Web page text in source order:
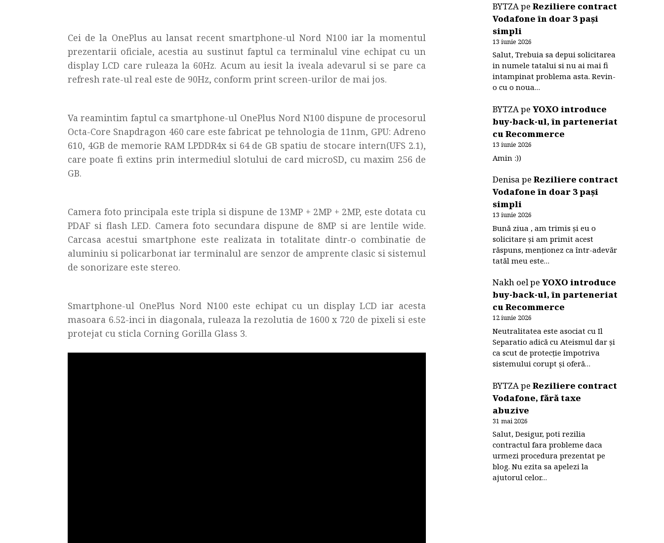
Cei de la OnePlus au lansat recent smartphone-ul Nord N100 iar la momentul
prezentarii oficiale, acestia au sustinut faptul ca terminalul vine echipat cu un
display LCD care ruleaza la 60Hz. Acum au iesit la iveala adevarul si se pare ca
refresh rate-ul real este de 90Hz, conform print screen-urilor de mai jos.
Va reamintim faptul ca smartphone-ul OnePlus Nord N100 dispune de procesorul
Octa-Core Snapdragon 460 care este fabricat pe tehnologia de 11nm, GPU: Adreno
610, 4GB de memorie RAM LPDDR4x si 64 de GB spatiu de stocare intern(UFS 2.1),
care poate fi extins prin intermediul slotului de card microSD, cu maxim 256 de
GB.
Camera foto principala este tripla si dispune de 13MP + 2MP + 2MP, este dotata cu
PDAF si flash LED. Camera foto secundara dispune de 8MP si are lentile wide.
Carcasa acestui smartphone este realizata in totalitate dintr-o combinatie de
aluminiu si policarbonat iar terminalul are senzor de amprente clasic si sistemul
de sonorizare este stereo.
Smartphone-ul OnePlus Nord N100 este echipat cu un display LCD iar acesta
masoara 6.52-inci in diagonala, ruleaza la rezolutia de 1600 x 720 de pixeli si este
protejat cu sticla Corning Gorilla Glass 3.
BYTZApeReziliere contract
Vodafone în doar 3 pași
simpli
13 iunie 2026
Salut, Trebuia sa depui solicitarea
in numele tatalui si nu ai mai fi
intampinat problema asta. Revin-
o cu o noua…
BYTZApeYOXO introduce
buy-back-ul, în parteneriat
cu Recommerce
13 iunie 2026
Amin :))
DenisapeReziliere contract
Vodafone în doar 3 pași
simpli
13 iunie 2026
Bună ziua , am trimis și eu o
solicitare și am primit acest
răspuns, menționez ca într-adevăr
tatăl meu este…
Nakh oelpeYOXO introduce
buy-back-ul, în parteneriat
cu Recommerce
12 iunie 2026
Neutralitatea este asociat cu Il
Separatio adică cu Ateismul dar și
ca scut de protecție împotriva
sistemului corupt și oferă…
BYTZApeReziliere contract
Vodafone, fără taxe
abuzive
31 mai 2026
Salut, Desigur, poti rezilia
contractul fara probleme daca
urmezi procedura prezentat pe
blog. Nu ezita sa apelezi la
ajutorul celor…